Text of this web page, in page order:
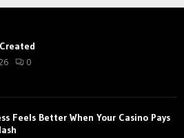
0
Feels Better When Your Casino Pays